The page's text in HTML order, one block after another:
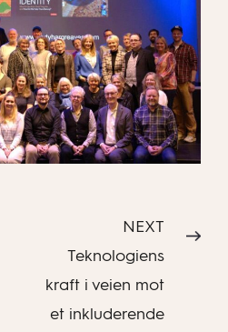
NEXT
Teknologiens
kraft i veien mot
et inkluderende